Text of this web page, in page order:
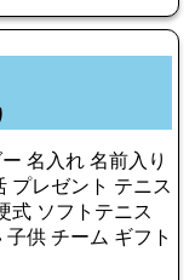
名入れ 名前入り
プレゼント テニス
式 ソフトテニス
供 チーム ギフト